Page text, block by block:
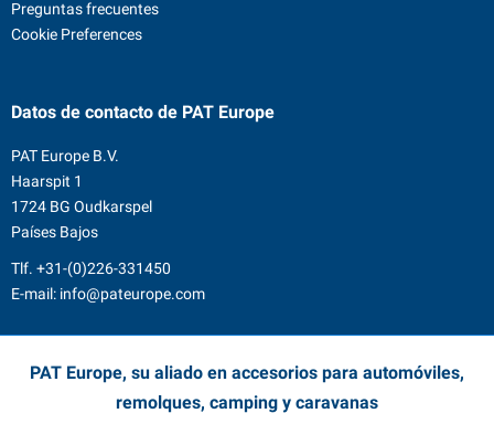
Preguntas frecuentes
Cookie Preferences
Datos de contacto de PAT Europe
PAT Europe B.V.
Haarspit 1
1724 BG Oudkarspel
Países Bajos
Tlf. +31-(0)226-331450
E-mail: info@pateurope.com
PAT Europe, su aliado en accesorios para automóviles,
remolques, camping y caravanas